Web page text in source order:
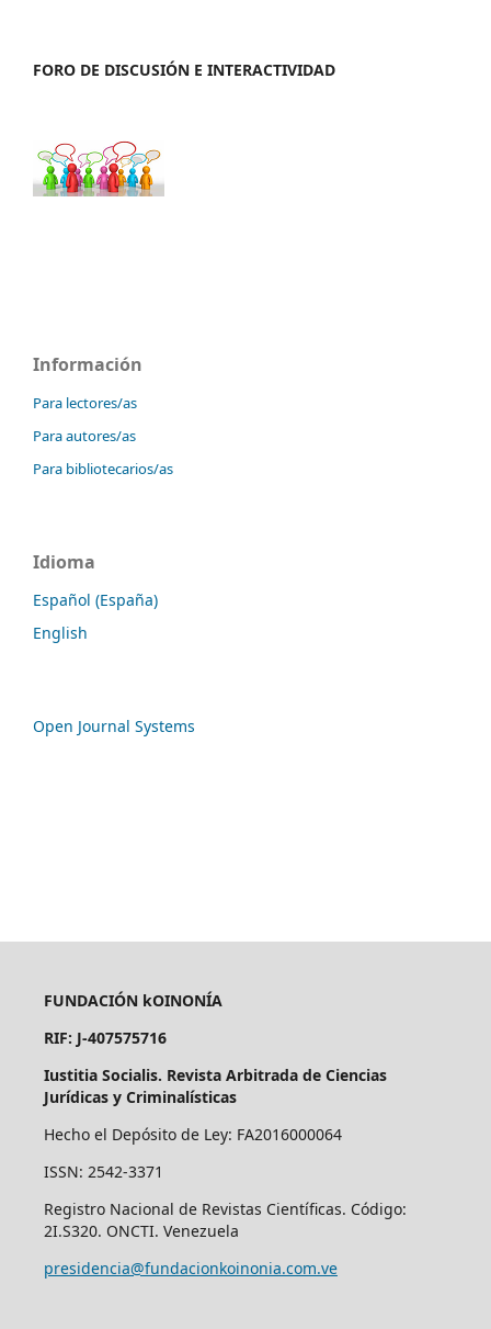
FORO DE DISCUSIÓN E INTERACTIVIDAD
Información
Para lectores/as
Para autores/as
Para bibliotecarios/as
Idioma
Español (España)
English
Open Journal Systems
FUNDACIÓN kOINONÍA
RIF: J-407575716
Iustitia Socialis. Revista Arbitrada de Ciencias
Jurídicas y Criminalísticas
Hecho el Depósito de Ley: FA2016000064
ISSN: 2542-3371
Registro Nacional de Revistas Científicas. Código:
2I.S320. ONCTI. Venezuela
presidencia@fundacionkoinonia.com.ve